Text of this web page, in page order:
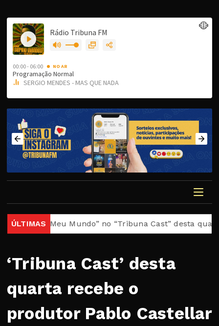
ÚLTIMAS
Meu Mundo” no “Tribuna Cast” desta quarta
‘Tribuna Cast’ desta
quarta recebe o
produtor Pablo Castellar